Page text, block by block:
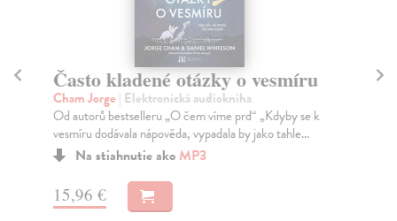
Často kladené otázky o vesmíru
Cham Jorge | Elektronická audiokniha
Od autorů bestselleru „O čem víme prd“ „Kdyby se k
vesmíru dodávala nápověda, vypadala by jako tahle...
Na stiahnutie akoMP3
15,96 €